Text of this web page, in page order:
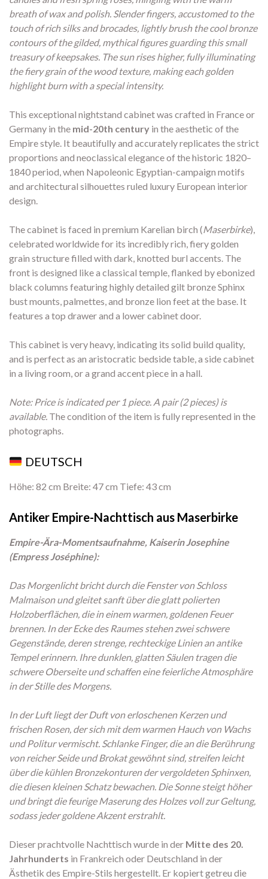
breath of wax and polish. Slender fingers, accustomed to the
touch of rich silks and brocades, lightly brush the cool bronze
contours of the gilded, mythical figures guarding this small
treasury of keepsakes. The sun rises higher, fully illuminating
the fiery grain of the wood texture, making each golden
highlight burn with a special intensity.
This exceptional nightstand cabinet was crafted in France or
Germany in the mid-20th century in the aesthetic of the
Empire style. It beautifully and accurately replicates the strict
proportions and neoclassical elegance of the historic 1820–
1840 period, when Napoleonic Egyptian-campaign motifs
and architectural silhouettes ruled luxury European interior
design.
The cabinet is faced in premium Karelian birch (Maserbirke),
celebrated worldwide for its incredibly rich, fiery golden
grain structure filled with dark, knotted burl accents. The
front is designed like a classical temple, flanked by ebonized
black columns featuring highly detailed gilt bronze Sphinx
bust mounts, palmettes, and bronze lion feet at the base. It
features a top drawer and a lower cabinet door.
This cabinet is very heavy, indicating its solid build quality,
and is perfect as an aristocratic bedside table, a side cabinet
in a living room, or a grand accent piece in a hall.
Note: Price is indicated per 1 piece. A pair (2 pieces) is
available. The condition of the item is fully represented in the
photographs.
DEUTSCH
Höhe: 82 cm Breite: 47 cm Tiefe: 43 cm
Antiker Empire-Nachttisch aus Maserbirke
Empire-Ära-Momentsaufnahme, Kaiserin Josephine
(Empress Joséphine):
Das Morgenlicht bricht durch die Fenster von Schloss
Malmaison und gleitet sanft über die glatt polierten
Holzoberflächen, die in einem warmen, goldenen Feuer
brennen. In der Ecke des Raumes stehen zwei schwere
Gegenstände, deren strenge, rechteckige Linien an antike
Tempel erinnern. Ihre dunklen, glatten Säulen tragen die
schwere Oberseite und schaffen eine feierliche Atmosphäre
in der Stille des Morgens.
In der Luft liegt der Duft von erloschenen Kerzen und
frischen Rosen, der sich mit dem warmen Hauch von Wachs
und Politur vermischt. Schlanke Finger, die an die Berührung
von reicher Seide und Brokat gewöhnt sind, streifen leicht
über die kühlen Bronzekonturen der vergoldeten Sphinxen,
die diesen kleinen Schatz bewachen. Die Sonne steigt höher
und bringt die feurige Maserung des Holzes voll zur Geltung,
sodass jeder goldene Akzent erstrahlt.
Dieser prachtvolle Nachttisch wurde in der Mitte des 20.
Jahrhunderts in Frankreich oder Deutschland in der
Ästhetik des Empire-Stils hergestellt. Er kopiert getreu die